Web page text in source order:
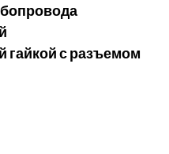
гайкой с разъемом